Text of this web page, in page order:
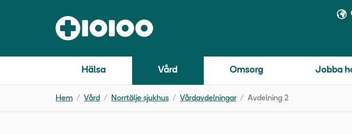
Hälsa Vård Omsorg Jobba
Hem Vård Norrtälje sjukhus Vårdavdelningar Avdelning 2